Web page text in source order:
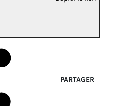
PARTAGER